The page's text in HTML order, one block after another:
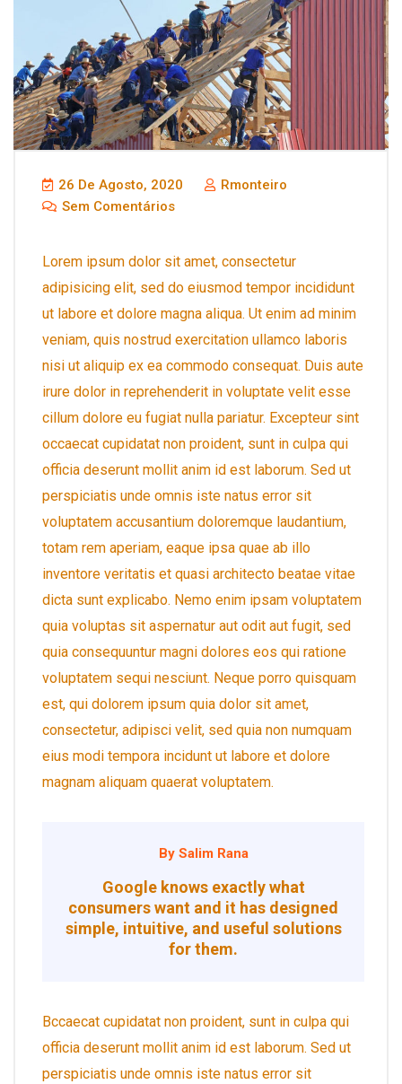
26 De Agosto, 2020
Rmonteiro
Sem Comentários
Lorem ipsum dolor sit amet, consectetur
adipisicing elit, sed do eiusmod tempor incididunt
ut labore et dolore magna aliqua. Ut enim ad minim
veniam, quis nostrud exercitation ullamco laboris
nisi ut aliquip ex ea commodo consequat. Duis aute
irure dolor in reprehenderit in voluptate velit esse
cillum dolore eu fugiat nulla pariatur. Excepteur sint
occaecat cupidatat non proident, sunt in culpa qui
officia deserunt mollit anim id est laborum. Sed ut
perspiciatis unde omnis iste natus error sit
voluptatem accusantium doloremque laudantium,
totam rem aperiam, eaque ipsa quae ab illo
inventore veritatis et quasi architecto beatae vitae
dicta sunt explicabo. Nemo enim ipsam voluptatem
quia voluptas sit aspernatur aut odit aut fugit, sed
quia consequuntur magni dolores eos qui ratione
voluptatem sequi nesciunt. Neque porro quisquam
est, qui dolorem ipsum quia dolor sit amet,
consectetur, adipisci velit, sed quia non numquam
eius modi tempora incidunt ut labore et dolore
magnam aliquam quaerat voluptatem.
By Salim Rana
Google knows exactly what
consumers want and it has designed
simple, intuitive, and useful solutions
for them.
Bccaecat cupidatat non proident, sunt in culpa qui
officia deserunt mollit anim id est laborum. Sed ut
perspiciatis unde omnis iste natus error sit